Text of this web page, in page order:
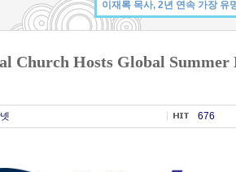
Church Hosts Global Summer
676